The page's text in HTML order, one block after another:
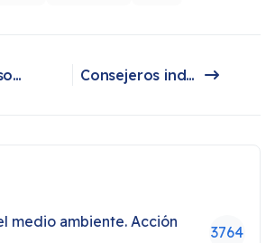
"Estado y la sociedad chilena han ignorado a los pueblos indígenas relegándolos al olvido"
Artículo siguiente: Consejeros indígenas ante Conadi emplazan al gobierno por trato a indígena en Chile
Consejeros indígenas ante Conadi emplazan al gobierno por trato a indígena en Chile
medio ambiente. Acción
3764